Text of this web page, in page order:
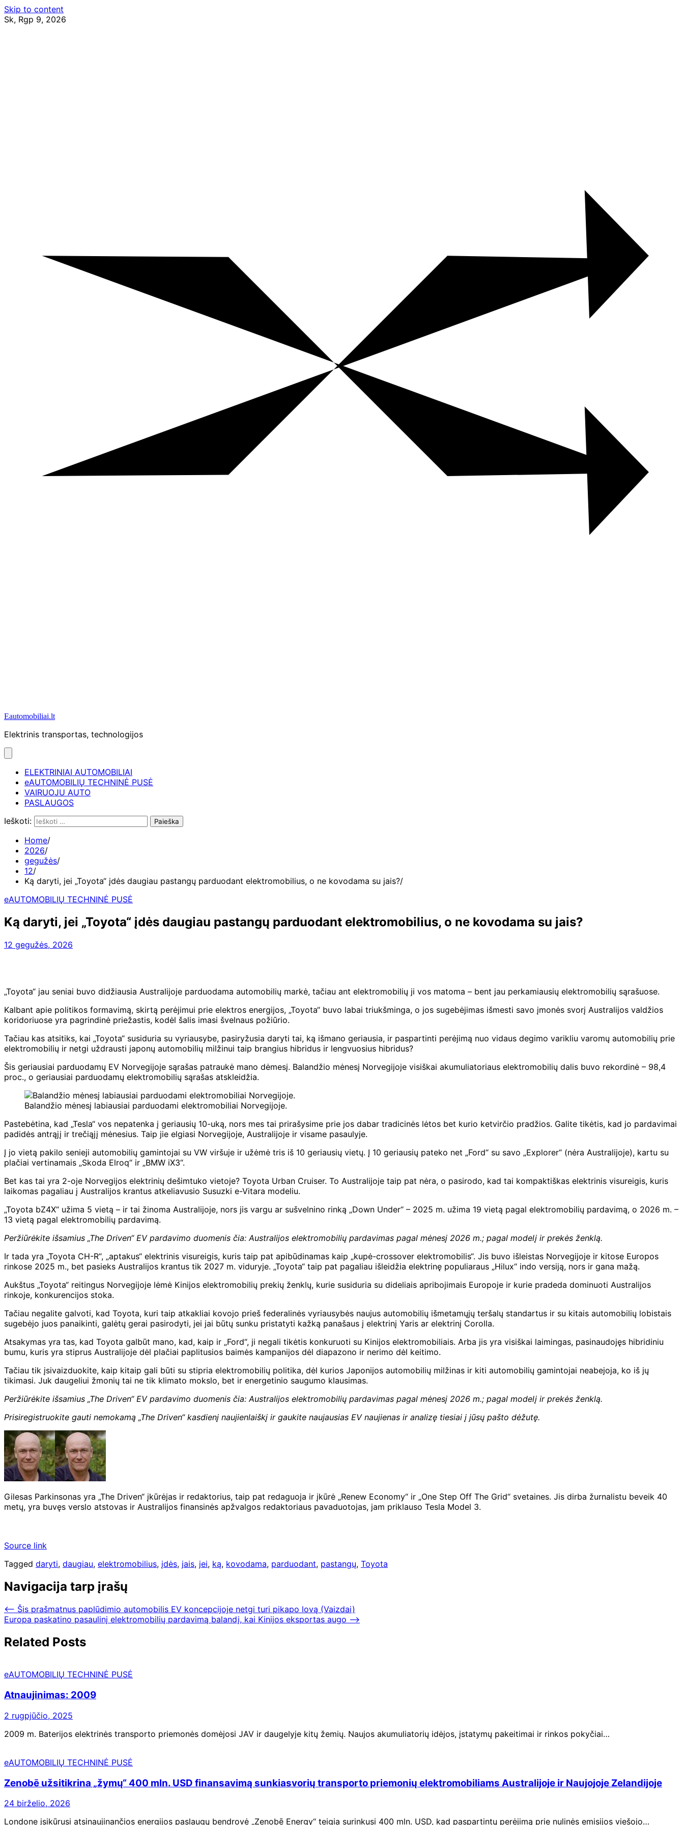
Skip to content
Sk, Rgp 9, 2026
Eautomobiliai.lt
Elektrinis transportas, technologijos
ELEKTRINIAI AUTOMOBILIAI
eAUTOMOBILIŲ TECHNINĖ PUSĖ
VAIRUOJU AUTO
PASLAUGOS
Ieškoti:
Home
2026
gegužės
12
Ką daryti, jei „Toyota“ įdės daugiau pastangų parduodant elektromobilius, o ne kovodama su jais?
eAUTOMOBILIŲ TECHNINĖ PUSĖ
Ką daryti, jei „Toyota“ įdės daugiau pastangų parduodant elektromobilius, o ne kovodama su jais?
12 gegužės, 2026
„Toyota“ jau seniai buvo didžiausia Australijoje parduodama automobilių markė, tačiau ant elektromobilių ji vos matoma – bent jau perkamiausių elektromobilių sąrašuose.
Kalbant apie politikos formavimą, skirtą perėjimui prie elektros energijos, „Toyota“ buvo labai triukšminga, o jos sugebėjimas išmesti savo įmonės svorį Australijos valdžios
koridoriuose yra pagrindinė priežastis, kodėl šalis imasi švelnaus požiūrio.
Tačiau kas atsitiks, kai „Toyota“ susiduria su vyriausybe, pasiryžusia daryti tai, ką išmano geriausia, ir paspartinti perėjimą nuo vidaus degimo varikliu varomų automobilių prie
elektromobilių ir netgi uždrausti japonų automobilių milžinui taip brangius hibridus ir lengvuosius hibridus?
Šis geriausiai parduodamų EV Norvegijoje sąrašas patraukė mano dėmesį. Balandžio mėnesį Norvegijoje visiškai akumuliatoriaus elektromobilių dalis buvo rekordinė – 98,4
proc., o geriausiai parduodamų elektromobilių sąrašas atskleidžia.
Balandžio mėnesį labiausiai parduodami elektromobiliai Norvegijoje.
Pastebėtina, kad „Tesla“ vos nepatenka į geriausių 10-uką, nors mes tai prirašysime prie jos dabar tradicinės lėtos bet kurio ketvirčio pradžios. Galite tikėtis, kad jo pardavimai
padidės antrąjį ir trečiąjį mėnesius. Taip jie elgiasi Norvegijoje, Australijoje ir visame pasaulyje.
Į jo vietą pakilo senieji automobilių gamintojai su VW viršuje ir užėmė tris iš 10 geriausių vietų. Į 10 geriausių pateko net „Ford“ su savo „Explorer“ (nėra Australijoje), kartu su
plačiai vertinamais „Skoda Elroq“ ir „BMW iX3“.
Bet kas tai yra 2-oje Norvegijos elektrinių dešimtuko vietoje? Toyota Urban Cruiser. To Australijoje taip pat nėra, o pasirodo, kad tai kompaktiškas elektrinis visureigis, kuris
laikomas pagaliau į Australijos krantus atkeliavusio Susuzki e-Vitara modeliu.
„Toyota bZ4X“ užima 5 vietą – ir tai žinoma Australijoje, nors jis vargu ar sušvelnino rinką „Down Under“ – 2025 m. užima 19 vietą pagal elektromobilių pardavimą, o 2026 m. –
13 vietą pagal elektromobilių pardavimą.
Peržiūrėkite išsamius „The Driven“ EV pardavimo duomenis čia: Australijos elektromobilių pardavimas pagal mėnesį 2026 m.; pagal modelį ir prekės ženklą.
Ir tada yra „Toyota CH-R“, „aptakus“ elektrinis visureigis, kuris taip pat apibūdinamas kaip „kupė-crossover elektromobilis“. Jis buvo išleistas Norvegijoje ir kitose Europos
rinkose 2025 m., bet pasieks Australijos krantus tik 2027 m. viduryje. „Toyota“ taip pat pagaliau išleidžia elektrinę populiaraus „Hilux“ indo versiją, nors ir gana mažą.
Aukštus „Toyota“ reitingus Norvegijoje lėmė Kinijos elektromobilių prekių ženklų, kurie susiduria su dideliais apribojimais Europoje ir kurie pradeda dominuoti Australijos
rinkoje, konkurencijos stoka.
Tačiau negalite galvoti, kad Toyota, kuri taip atkakliai kovojo prieš federalinės vyriausybės naujus automobilių išmetamųjų teršalų standartus ir su kitais automobilių lobistais
sugebėjo juos panaikinti, galėtų gerai pasirodyti, jei jai būtų sunku pristatyti kažką panašaus į elektrinį Yaris ar elektrinį Corolla.
Atsakymas yra tas, kad Toyota galbūt mano, kad, kaip ir „Ford“, ji negali tikėtis konkuruoti su Kinijos elektromobiliais. Arba jis yra visiškai laimingas, pasinaudojęs hibridiniu
bumu, kuris yra stiprus Australijoje dėl plačiai paplitusios baimės kampanijos dėl diapazono ir nerimo dėl keitimo.
Tačiau tik įsivaizduokite, kaip kitaip gali būti su stipria elektromobilių politika, dėl kurios Japonijos automobilių milžinas ir kiti automobilių gamintojai neabejoja, ko iš jų
tikimasi. Juk daugeliui žmonių tai ne tik klimato mokslo, bet ir energetinio saugumo klausimas.
Peržiūrėkite išsamius „The Driven“ EV pardavimo duomenis čia: Australijos elektromobilių pardavimas pagal mėnesį 2026 m.; pagal modelį ir prekės ženklą.
Prisiregistruokite gauti nemokamą „The Driven“ kasdienį naujienlaiškį ir gaukite naujausias EV naujienas ir analizę tiesiai į jūsų pašto dėžutę.
Gilesas Parkinsonas yra „The Driven“ įkūrėjas ir redaktorius, taip pat redaguoja ir įkūrė „Renew Economy“ ir „One Step Off The Grid“ svetaines. Jis dirba žurnalistu beveik 40
metų, yra buvęs verslo atstovas ir Australijos finansinės apžvalgos redaktoriaus pavaduotojas, jam priklauso Tesla Model 3.
Source link
Tagged daryti, daugiau, elektromobilius, įdės, jais, jei, ką, kovodama, parduodant, pastangų, Toyota
Navigacija tarp įrašų
⟵ Šis prašmatnus paplūdimio automobilis EV koncepcijoje netgi turi pikapo lovą (Vaizdai)
Europa paskatino pasaulinį elektromobilių pardavimą balandį, kai Kinijos eksportas augo ⟶
Related Posts
eAUTOMOBILIŲ TECHNINĖ PUSĖ
Atnaujinimas: 2009
2 rugpjūčio, 2025
2009 m. Baterijos elektrinės transporto priemonės domėjosi JAV ir daugelyje kitų žemių. Naujos akumuliatorių idėjos, įstatymų pakeitimai ir rinkos pokyčiai…
eAUTOMOBILIŲ TECHNINĖ PUSĖ
Zenobē užsitikrina „žymų“ 400 mln. USD finansavimą sunkiasvorių transporto priemonių elektromobiliams Australijoje ir Naujojoje Zelandijoje
24 birželio, 2026
Londone įsikūrusi atsinaujinančios energijos paslaugų bendrovė „Zenobē Energy“ teigia surinkusi 400 mln. USD, kad paspartintų perėjimą prie nulinės emisijos viešojo…